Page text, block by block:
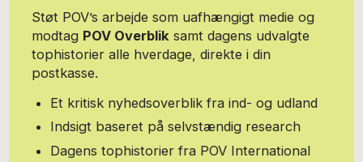
ledelse. Hendes grundlæggende nysgerrighed har altid været på
menneskers liv, interageren, handlinger, motivationer og
erfaringer. Hun har igennem de sidste 20 års tid skrevet for en
lang række danske magasiner, en del ugeblade og et par aviser,
altid livsstilsstof. De første ti år med egen virksomhed hvor hun ud
over at levere til magasiner og ugeblade også lavede pr, branding
hun tilbragt på den anden side af bordet, overvejende i ledende
roller bla som forlagsdirektør i Chili Group, redaktionschef på
Støt POV’s arbejde som uafhængigt medie og
modtag POV Overblik samt dagens udvalgte
tophistorier alle hverdage, direkte i din
postkasse.
Et kritisk nyhedsoverblik fra ind- og udland
Indsigt baseret på selvstændig research
Dagens tophistorier fra POV International